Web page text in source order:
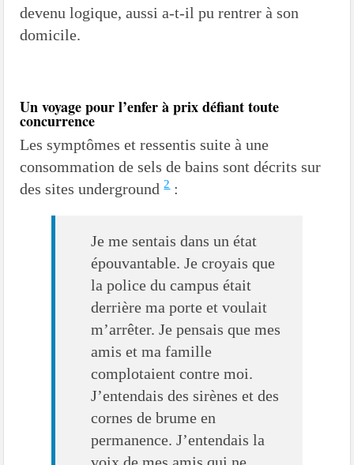
devenu logique, aussi a-t-il pu rentrer à son
domicile.
Un voyage pour l’enfer à prix défiant toute
concurrence
Les symptômes et ressentis suite à une
consommation de sels de bains sont décrits sur
des sites underground2:
Je me sentais dans un état
épouvantable. Je croyais que
la police du campus était
derrière ma porte et voulait
m’arrêter. Je pensais que mes
amis et ma famille
complotaient contre moi.
J’entendais des sirènes et des
cornes de brume en
permanence. J’entendais la